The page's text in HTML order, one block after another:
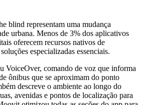
blind representam uma mudança
urbana. Menos de 3% dos aplicativos
oferecem recursos nativos de
especializadas essenciais.
VoiceOver, comando de voz que informa
ônibus que se aproximam do ponto
descreve o ambiente ao longo do
avenidas e pontos de localização para